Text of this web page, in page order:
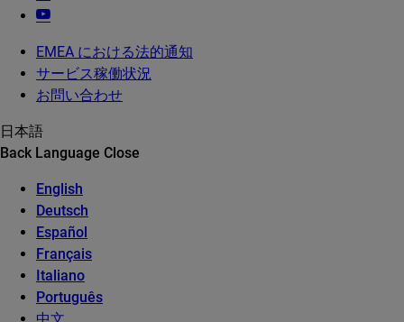
EMEA における法的通知
サービス稼働状況
お問い合わせ
日本語
Back Language Close
English
Deutsch
Español
Français
Italiano
Português